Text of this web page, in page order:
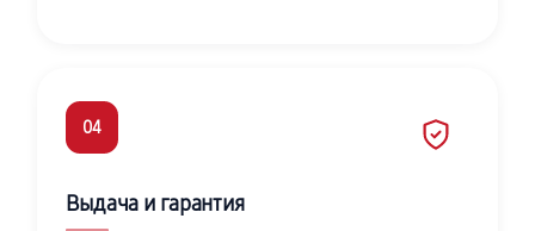
04
Выдача и гарантия